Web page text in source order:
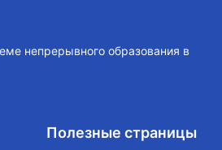
непрерывного образования в
Полезные страницы